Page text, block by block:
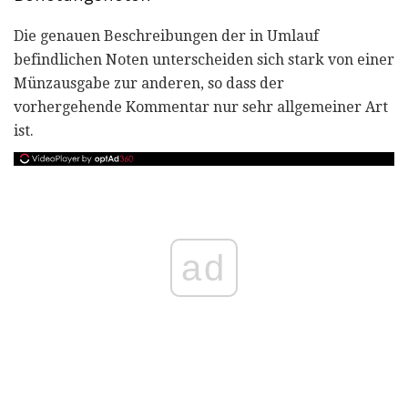
Die genauen Beschreibungen der in Umlauf
befindlichen Noten unterscheiden sich stark von einer
Münzausgabe zur anderen, so dass der
vorhergehende Kommentar nur sehr allgemeiner Art
ist.
ad